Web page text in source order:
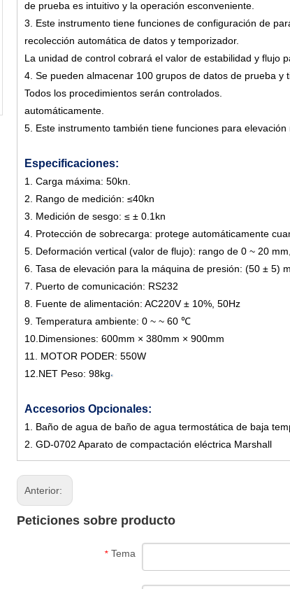
de prueba es intuitivo y la operación esconveniente.
3. Este instrumento tiene funciones de configuración de
recolección automática de datos y temporizador.
La unidad de control cobrará el valor de estabilidad y flujo
4. Se pueden almacenar 100 grupos de datos de prueba
Todos los procedimientos serán controlados.
automáticamente.
5. Este instrumento también tiene funciones para
Especificaciones:
1. Carga máxima: 50kn.
2. Rango de medición: ≤40kn
3. Medición de sesgo: ≤ ± 0.1kn
4. Protección de sobrecarga: protege automáticamente
5. Deformación vertical (valor de flujo): rango de 0 ~ 20
6. Tasa de elevación para la máquina de presión: (50 ± 5)
7. Puerto de comunicación: RS232
8. Fuente de alimentación: AC220V ± 10%, 50Hz
9. Temperatura ambiente: 0 ~ ~ 60 ℃
10.Dimensiones: 600mm × 380mm × 900mm
11. MOTOR PODER: 550W
12.NET Peso: 98kg
Accesorios Opcionales:
1. Baño de agua de baño de agua termostática de baja
2. GD-0702 Aparato de compactación eléctrica Marshall
Anterior:
Peticiones sobre producto
* Tema